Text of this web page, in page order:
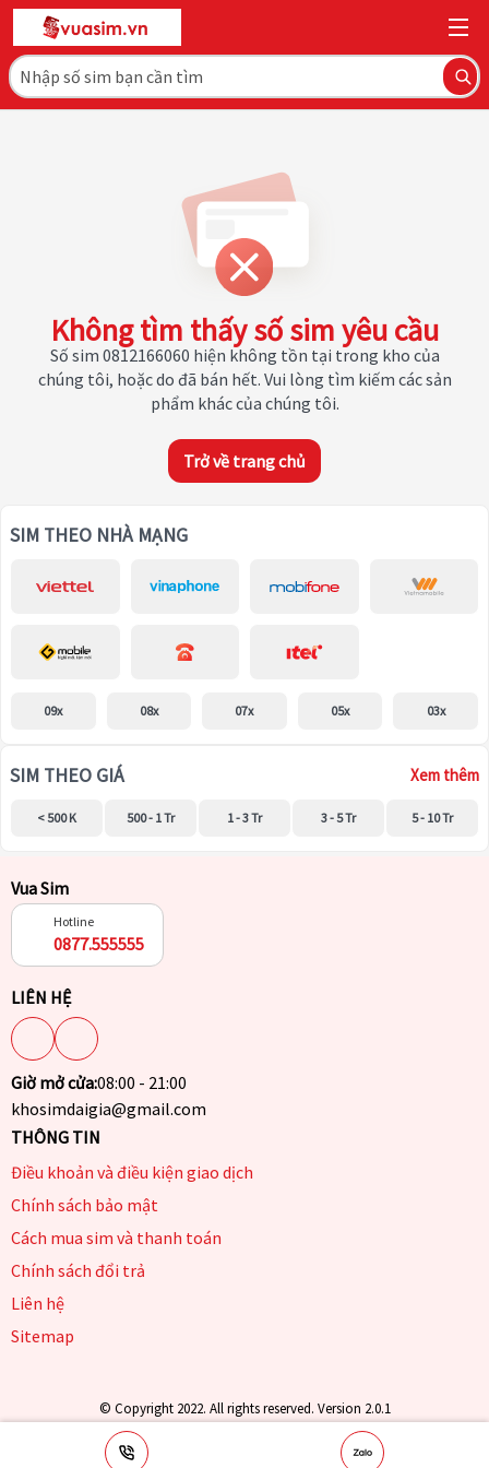
Không tìm thấy số sim yêu cầu
Số sim 0812166060 hiện không tồn tại trong kho của
chúng tôi, hoặc do đã bán hết. Vui lòng tìm kiếm các sản
phẩm khác của chúng tôi.
Trở về trang chủ
SIM THEO NHÀ MẠNG
09x 08x 07x 05x 03x
SIM THEO GIÁ Xem thêm
< 500 K 500 - 1 Tr 1 - 3 Tr 3 - 5 Tr 5 - 10 Tr
Vua Sim
Hotline
0877.555555
LIÊN HỆ
Giờ mở cửa:08:00 - 21:00
khosimdaigia@gmail.com
THÔNG TIN
Điều khoản và điều kiện giao dịch
Chính sách bảo mật
Cách mua sim và thanh toán
Chính sách đổi trả
Liên hệ
Sitemap
© Copyright 2022. All rights reserved. Version 2.0.1